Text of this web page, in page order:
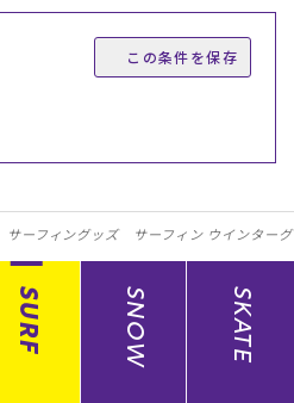
この条件を保存
サーフィングッズ サーフィン ウインター
SURF SNOW SKATE